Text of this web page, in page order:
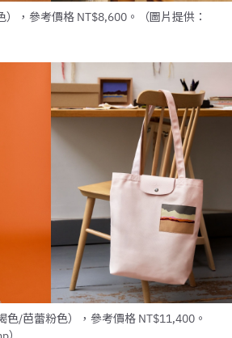
，參考價格 NT$8,600。（圖片提供：
色/芭蕾粉色），參考價格 NT$11,400。